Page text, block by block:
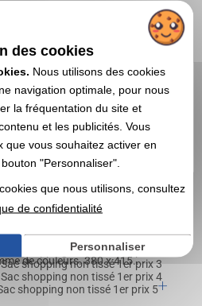
UN DEVIS
1er prix
avec poignées de 75 cm.
de couleurs. 380 x 415...
des cookies
Nous utilisons des cookies
navigation optimale, pour nous
la fréquentation du site et
et les publicités. Vous
que vous souhaitez activer en
"Personnaliser".
que nous utilisons, consultez
de confidentialité
Personnaliser